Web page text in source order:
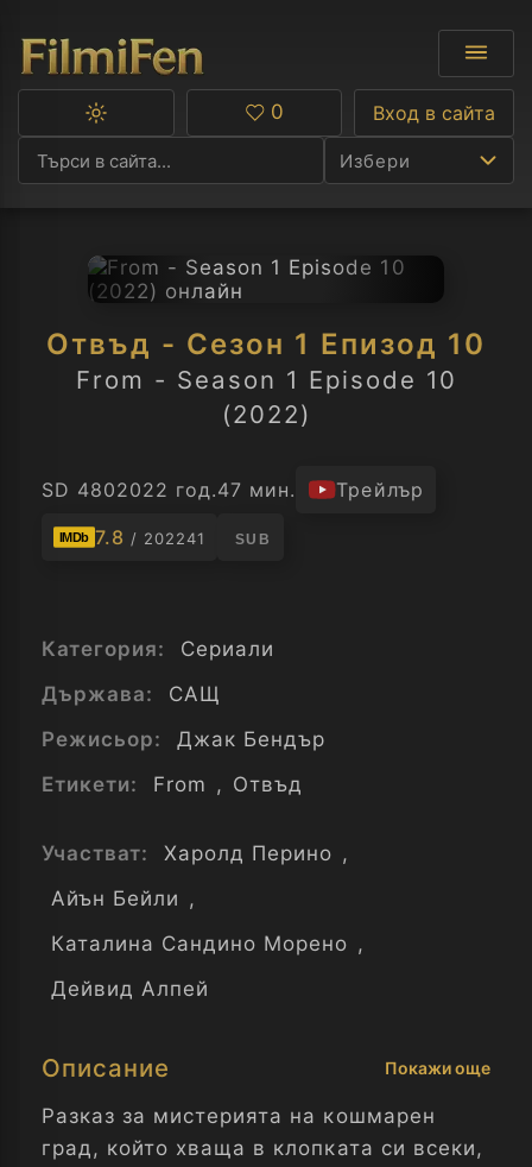
Избери
Ф
А
C
Превключване
тъмна
Любими
0 Вход в сайта
Отвъд - Сезон 1 Епизод 10
From - Season 1 Episode 10
(2022)
SD 4802022 год.47 мин. Трейлър
IMDb 7.8 / 202241 SUB
Категория:
Сериали
Държава:
САЩ
Режисьор:
Джак Бендър
Етикети:
From , Отвъд
Участват: Харолд Перино ,
Айън Бейли ,
Каталина Сандино Морено ,
Дейвид Алпей
Описание Покажи още
Разказ за мистерията на кошмарен
град, който хваща в клопката си всеки,